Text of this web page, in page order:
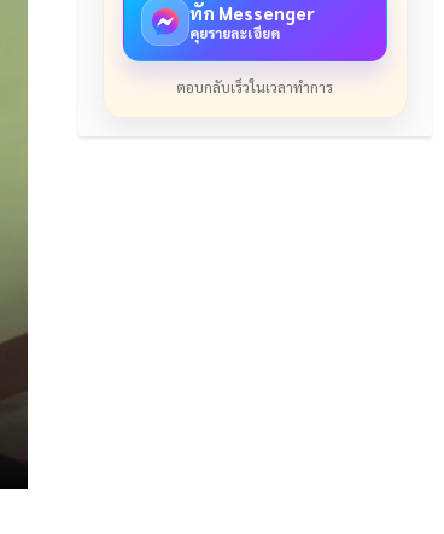
ทัก Messenger
คุยรายละเอียด
ตอบกลับเร็วในเวลาทำการ